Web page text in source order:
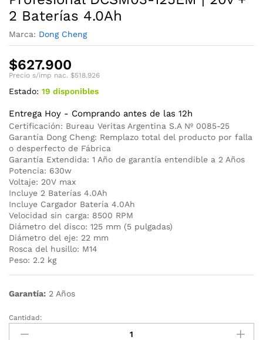
2 Baterías 4.0Ah
Marca: Dong Cheng
$627.900
Precio s/imp nac. $518.926
Estado: 19 disponibles
Entrega Hoy - Comprando antes de las 12h
Certificación: Bureau Veritas Argentina S.A Nº 0085-25
Garantía Dong Cheng: Remplazo total del producto por falla
o desperfecto de Fábrica
Garantía Extendida: 1 Año de garantía entendible a 2 Años
Potencia: 630w
Voltaje: 20V max
Incluye 2 Baterías 4.0Ah
Incluye Cargador Batería 4.0Ah
Velocidad sin carga: 8500 RPM
Diámetro del disco: 125 mm (5 pulgadas)
Diámetro del eje: 22 mm
Rosca del husillo: M14
Peso: 2.2 kg
Garantía: 2 Años
Amoladora
Angular
Cantidad: